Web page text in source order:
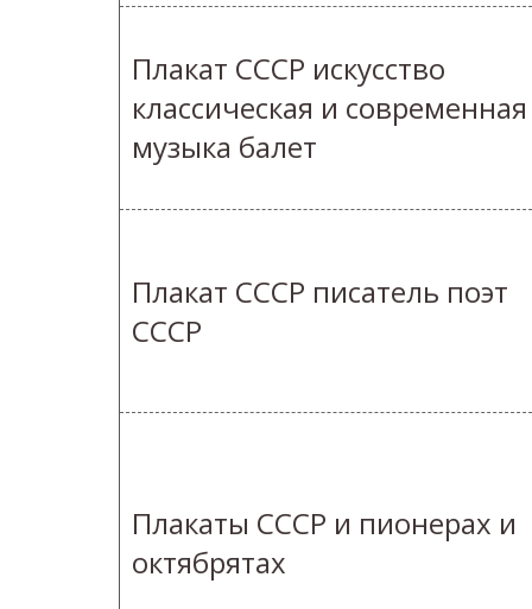
Плакат СССР искусство
классическая и современная
музыка балет
Плакат СССР писатель поэт
СССР
Плакаты СССР и пионерах и
октябрятах